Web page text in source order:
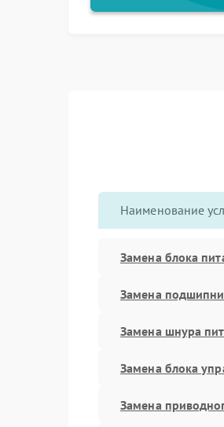
Наименование
Замена блока
Замена
Замена шнура
Замена блока
Замена